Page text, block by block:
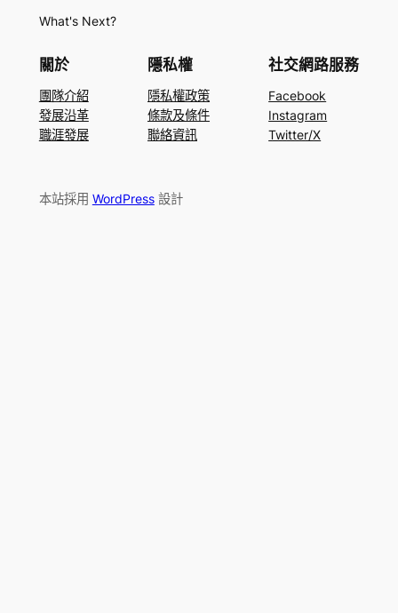
What's Next?
關於
團隊介紹
發展沿革
職涯發展
隱私權
隱私權政策
條款及條件
聯絡資訊
社交網路服務
Facebook
Instagram
Twitter/X
本站採用 WordPress設計